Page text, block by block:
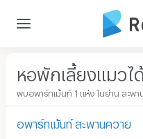
หอพักเลี้ยงแมวไ
พบอพาร์ทเม้นท์ 1 แห่ง ในย่าน สะพา
อพาร์ทเม้นท์ สะพานควาย